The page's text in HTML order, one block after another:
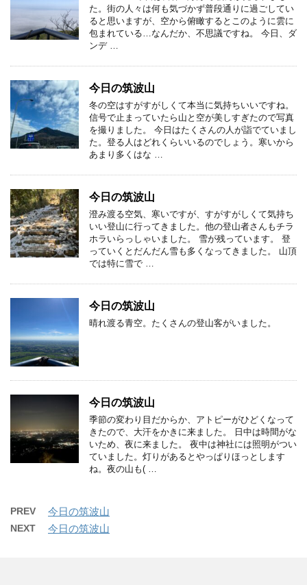
た。街の人々は何も気づかず普段通りに過ごしてい
ると思いますが、空から俯瞰するとこのように雲に
包まれている…なんだか、不思議ですね。 今日、ダ
ンデ …
今日の筑波山
冬の空はすがすがしくて本当に気持ちいいですね。
信号で止まっていたら山と空が美しすぎたので写真
を撮りました。 今日はたくさんの人が詣でていまし
た。登る人はどれくらいいるのでしょう。寒いから
あまり多くはな …
今日の筑波山
澄み渡る空気、寒いですが、すがすがしくて気持ち
いい登山に行ってきました。他の登山者さんもチラ
ホラいらっしゃいました。 雪が残っています。 登
っていくとだんだん雪も多くなってきました。 山頂
では特に雪で …
今日の筑波山
晴れ渡る青空。たくさんの登山客がいました。
今日の筑波山
季節の変わり目だからか、アトピーがひどくなって
きたので、大汗をかきに来ました。 日中は時間がな
いため、夜に来ました。 夜中は神社には照明がつい
ていました。灯りがあるとやっぱりほっとします
ね。夜の山も( …
PREV 今日の筑波山
NEXT 今日の筑波山